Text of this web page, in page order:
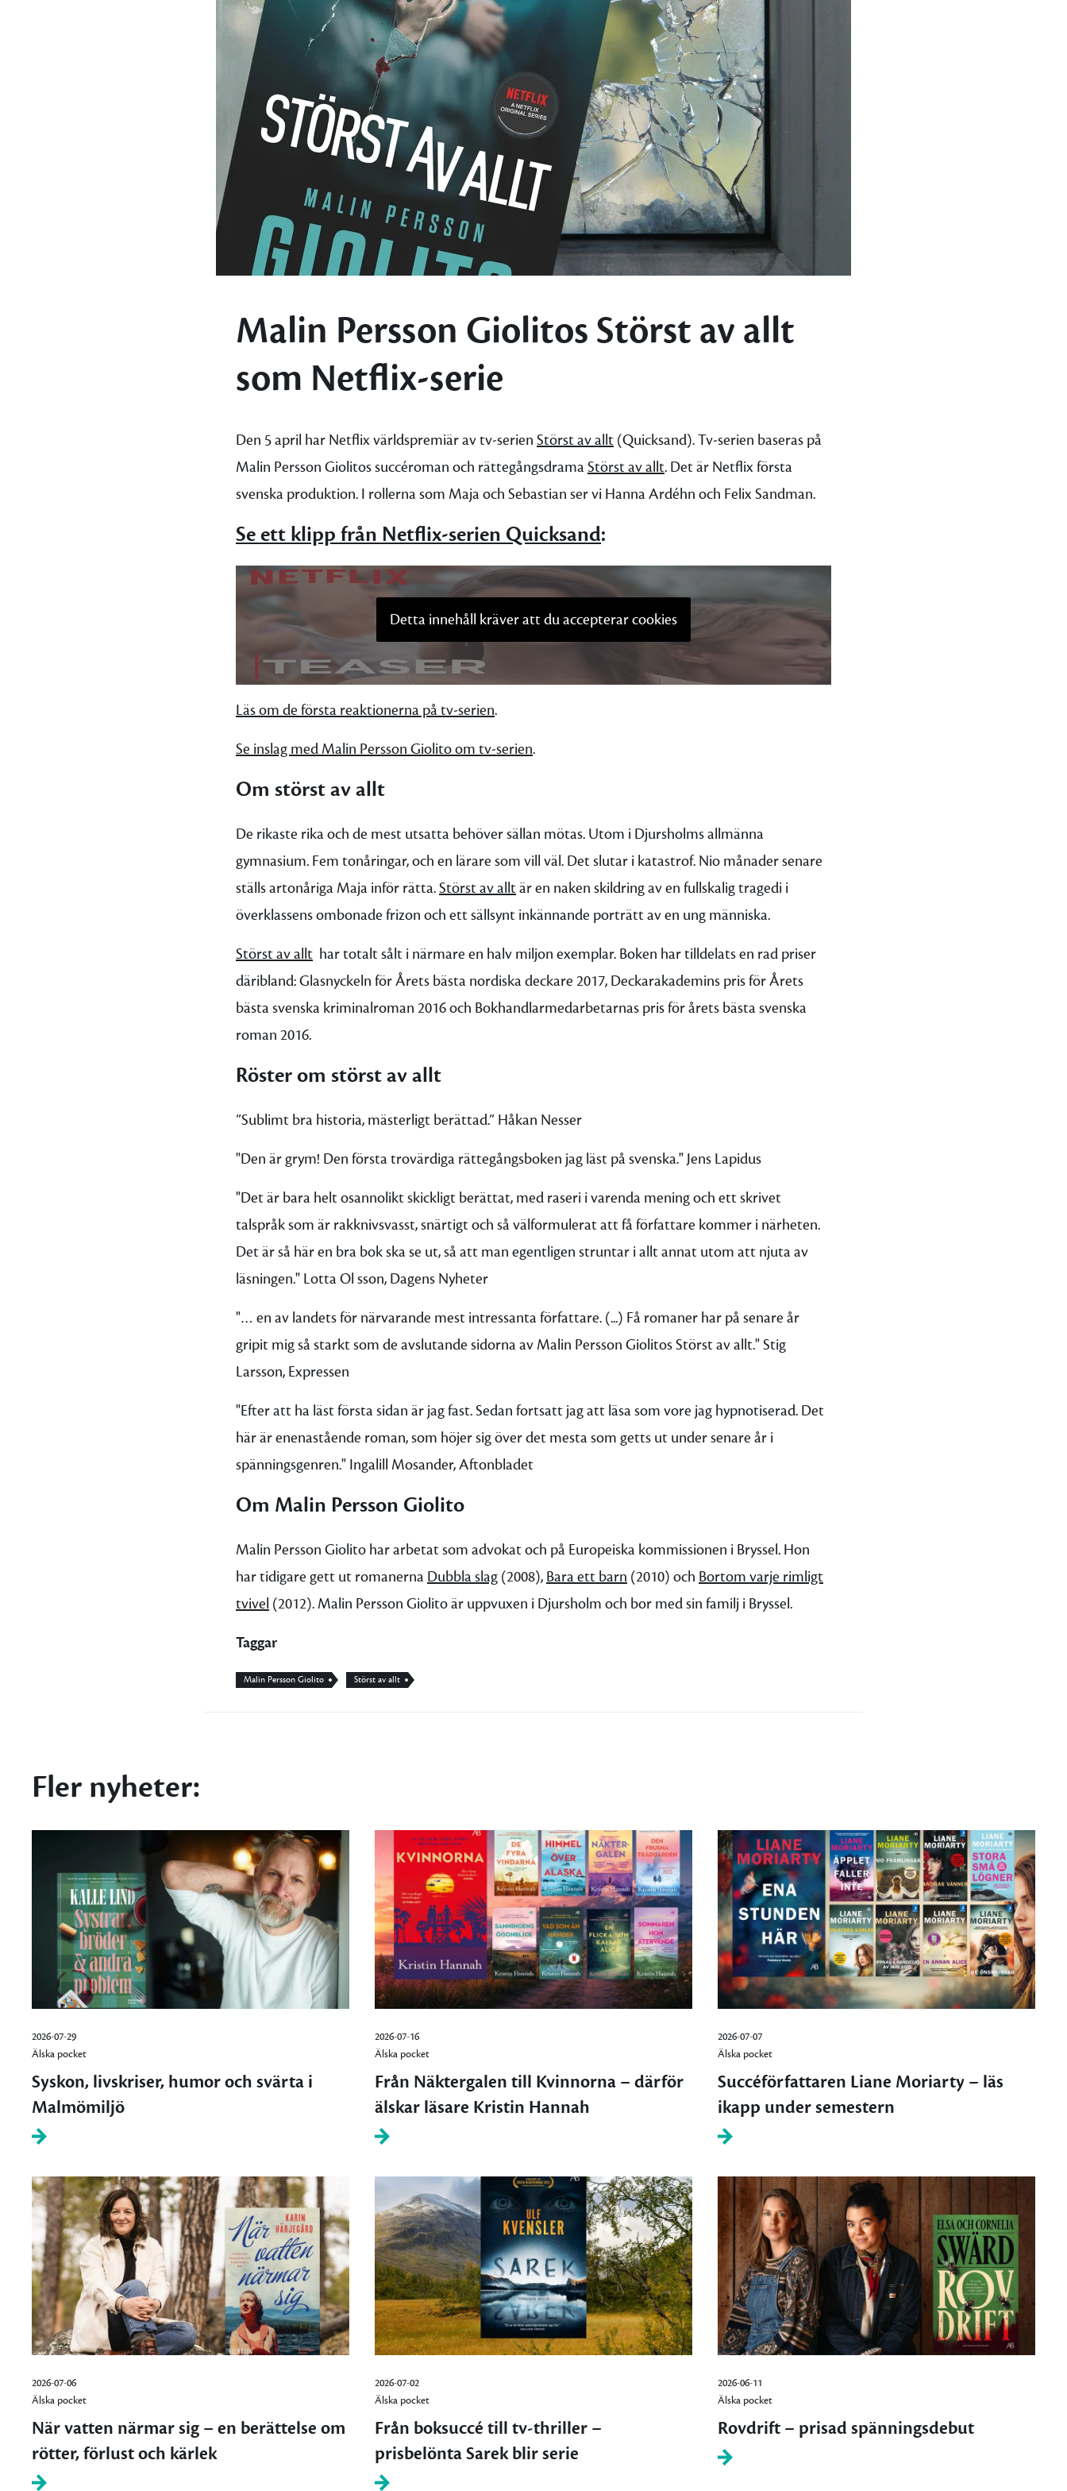
Malin Persson Giolitos Störst av allt
som Netflix-serie
Den 5 april har Netflix världspremiär av tv-serien Störst av allt (Quicksand). Tv-serien baseras på
Malin Persson Giolitos succéroman och rättegångsdrama Störst av allt. Det är Netflix första
svenska produktion. I rollerna som Maja och Sebastian ser vi Hanna Ardéhn och Felix Sandman.
Se ett klipp från Netflix-serien Quicksand:
Detta innehåll kräver att du accepterar cookies
Läs om de första reaktionerna på tv-serien.
Se inslag med Malin Persson Giolito om tv-serien.
Om störst av allt
De rikaste rika och de mest utsatta behöver sällan mötas. Utom i Djursholms allmänna
gymnasium. Fem tonåringar, och en lärare som vill väl. Det slutar i katastrof. Nio månader senare
ställs artonåriga Maja inför rätta.Störst av alltär en naken skildring av en fullskalig tragedi i
överklassens ombonade frizon och ett sällsynt inkännande porträtt av en ung människa.
Störst av allt har totalt sålt i närmare en halv miljon exemplar. Boken har tilldelats en rad priser
däribland: Glasnyckeln för Årets bästa nordiska deckare 2017, Deckarakademins pris för Årets
bästa svenska kriminalroman 2016 och Bokhandlarmedarbetarnas pris för årets bästa svenska
roman 2016.
Röster om störst av allt
”Sublimt bra historia, mästerligt berättad.” Håkan Nesser
"Den är grym! Den första trovärdiga rättegångsboken jag läst på svenska." Jens Lapidus
"Det är bara helt osannolikt skickligt berättat, med raseri i varenda mening och ett skrivet
talspråk som är rakknivsvasst, snärtigt och så välformulerat att få författare kommer i närheten.
Det är så här en bra bok ska se ut, så att man egentligen struntar i allt annat utom att njuta av
läsningen." Lotta Ol sson, Dagens Nyheter
"… en av landets för närvarande mest intressanta författare. (...) Få romaner har på senare år
gripit mig så starkt som de avslutande sidorna av Malin Persson Giolitos Störst av allt." Stig
Larsson, Expressen
"Efter att ha läst första sidan är jag fast. Sedan fortsatt jag att läsa som vore jag hypnotiserad. Det
här är enenastående roman, som höjer sig över det mesta som getts ut under senare år i
spänningsgenren." Ingalill Mosander, Aftonbladet
Om Malin Persson Giolito
Malin Persson Giolito har arbetat som advokat och på Europeiska kommissionen i Bryssel. Hon
har tidigare gett ut romanerna Dubbla slag (2008), Bara ett barn (2010) och Bortom varje rimligt
tvivel (2012). Malin Persson Giolito är uppvuxen i Djursholm och bor med sin familj i Bryssel.
Taggar
Malin Persson Giolito Störst av allt
Fler nyheter:
2026-07-29
Älska pocket
Syskon, livskriser, humor och svärta i
Malmömiljö
2026-07-16
Älska pocket
Från Näktergalen till Kvinnorna – därför
älskar läsare Kristin Hannah
2026-07-07
Älska pocket
Succéförfattaren Liane Moriarty – läs
ikapp under semestern
2026-07-06
Älska pocket
När vatten närmar sig – en berättelse om
rötter, förlust och kärlek
2026-07-02
Älska pocket
Från boksuccé till tv-thriller –
prisbelönta Sarek blir serie
2026-06-11
Älska pocket
Rovdrift – prisad spänningsdebut